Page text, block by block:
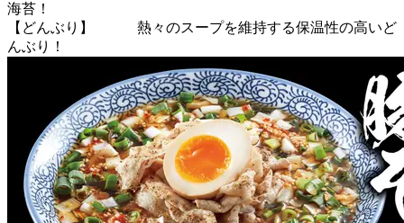
海苔！
【どんぶり】 熱々のスープを維持する保温性の高いど
んぶり！